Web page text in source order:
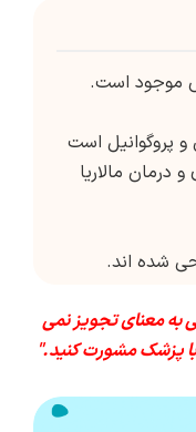
موجود است.
پروگوانیل است
درمان مالاریا
شده اند.
به معنای تجویز نمی
پزشک مشورت کنید."